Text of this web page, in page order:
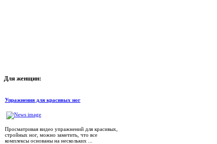
Для женщин:
Упражнения для красивых ног
Просматривая видео упражнений для красивых,
стройных ног, можно заметить, что все
комплексы основаны на нескольких ...